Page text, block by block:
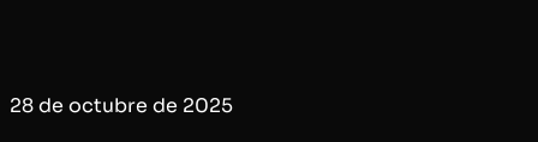
28 de octubre de 2025